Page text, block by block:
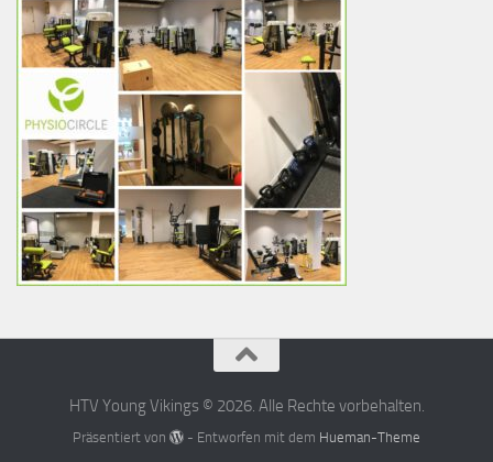
HTV Young Vikings © 2026. Alle Rechte vorbehalten.
Präsentiert von - Entworfen mit dem Hueman-Theme